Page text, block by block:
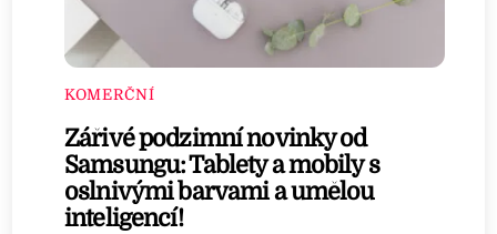
KOMERČNÍ
Zářivé podzimní novinky od
Samsungu: Tablety a mobily s
oslnivými barvami a umělou
inteligencí!